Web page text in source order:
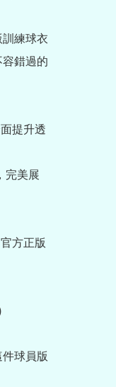
練球衣
錯過的
提升透
完美展
方正版
球員版